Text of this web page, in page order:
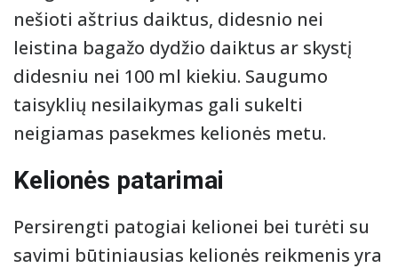
nešioti aštrius daiktus, didesnio nei
leistina bagažo dydžio daiktus ar skystį
didesniu nei 100 ml kiekiu. Saugumo
taisyklių nesilaikymas gali sukelti
neigiamas pasekmes kelionės metu.
Kelionės patarimai
Persirengti patogiai kelionei bei turėti su
savimi būtiniausias kelionės reikmenis yra